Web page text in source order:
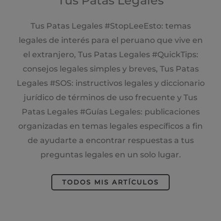
Tus Patas Legales #StopLeeEsto: temas
legales de interés para el peruano que vive en
el extranjero, Tus Patas Legales #QuickTips:
consejos legales simples y breves, Tus Patas
Legales #SOS: instructivos legales y diccionario
jurídico de términos de uso frecuente y Tus
Patas Legales #Guías Legales: publicaciones
organizadas en temas legales específicos a fin
de ayudarte a encontrar respuestas a tus
preguntas legales en un solo lugar.
TODOS MIS ARTÍCULOS